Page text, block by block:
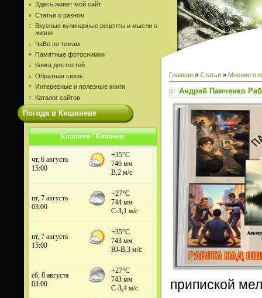
Здесь живет мой сайт
Статьи о разном
Вкусные кулинарные рецепты и мысли о
жизни
ЧаВо по темам
Памятные фотоснимки
Книга для гостей
Обратная связь
Интересные и полезные книги
Каталог сайтов
Погода в Кишиневе
Кишинев / Кишинэу
Главная » Статьи » Мнение о
Андрей Панченко
припиской